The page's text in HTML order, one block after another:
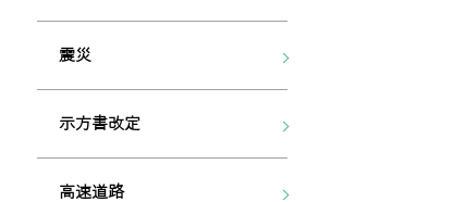
震災
示方書改定
高速道路